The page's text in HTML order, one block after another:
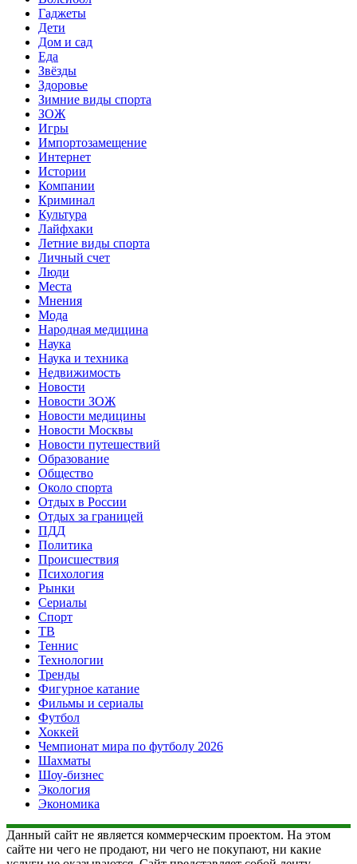
Гаджеты
Дети
Дом и сад
Еда
Звёзды
Здоровье
Зимние виды спорта
ЗОЖ
Игры
Импортозамещение
Интернет
Истории
Компании
Криминал
Культура
Лайфхаки
Летние виды спорта
Личный счет
Люди
Места
Мнения
Мода
Народная медицина
Наука
Наука и техника
Недвижимость
Новости
Новости ЗОЖ
Новости медицины
Новости Москвы
Новости путешествий
Образование
Общество
Около спорта
Отдых в России
Отдых за границей
ПДД
Политика
Происшествия
Психология
Рынки
Сериалы
Спорт
ТВ
Теннис
Технологии
Тренды
Фигурное катание
Фильмы и сериалы
Футбол
Хоккей
Чемпионат мира по футболу 2026
Шахматы
Шоу-бизнес
Экология
Экономика
Данный сайт не является коммерческим проектом. На этом
сайте ни чего не продают, ни чего не покупают, ни какие